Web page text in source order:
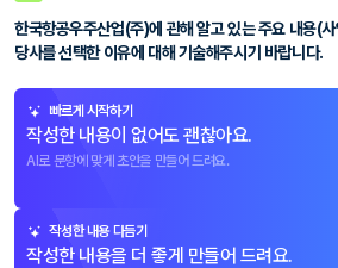
한국항공우주산업(주)에 관해 알고 있는 주요 내용(
당사를 선택한 이유에 대해 기술해주시기 바랍니다.
빠르게 시작하기
작성한 내용이 없어도 괜찮아요.
AI로 문항에 맞게 초안을 만들어 드려요.
작성한 내용 다듬기
작성한 내용을 더 좋게 만들어 드려요.